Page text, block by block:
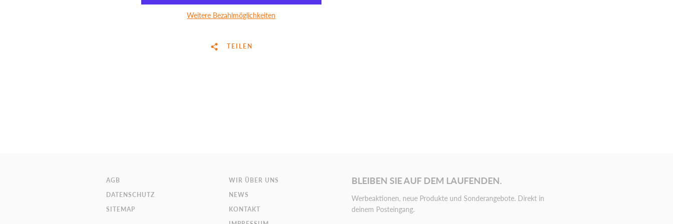
Weitere Bezahlmöglichkeiten
TEILEN
AGB
DATENSCHUTZ
SITEMAP
WIR ÜBER UNS
NEWS
KONTAKT
BLEIBEN SIE AUF DEM LAUFENDEN.
Werbeaktionen, neue Produkte und Sonderangebote. Direkt in
deinem Posteingang.